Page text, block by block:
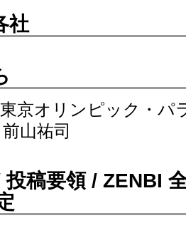
社
京オリンピック・パ
山祐司
投稿要領 / ZENBI